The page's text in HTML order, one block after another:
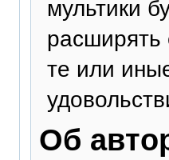
мультики
расширять
те или
Об